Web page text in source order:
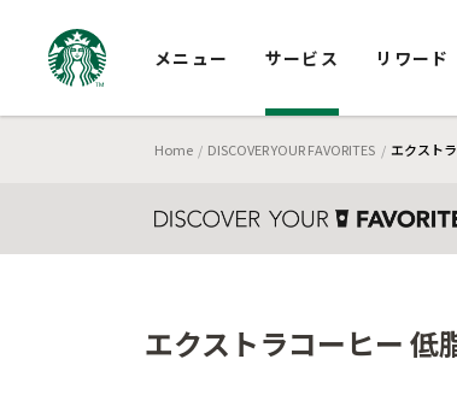
メニュー サービス リワード
Home DISCOVER YOUR FAVORITES エクスト
エクストラコーヒー 低